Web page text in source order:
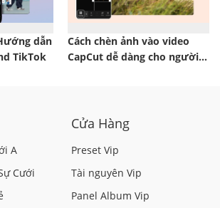
dẫn
TikTok
Cách chèn ảnh vào video
CapCut dễ dàng cho người
A
Cưới
Cửa Hàng
Preset Vip
Tài nguyên Vip
Panel Album Vip